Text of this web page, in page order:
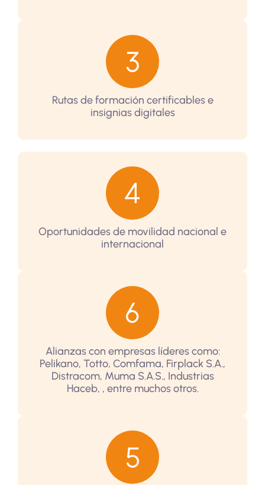
Rutas de formación certificables e
insignias digitales
Oportunidades de movilidad nacional e
internacional
Alianzas con empresas líderes como:
Pelikano, Totto, Comfama, Firplack S.A.,
Distracom, Muma S.A.S., Industrias
Haceb, , entre muchos otros.